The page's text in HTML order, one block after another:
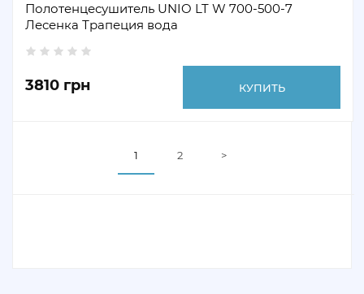
Полотенцесушитель UNIO LT W 700-500-7
Лесенка Трапеция вода
3810 грн КУПИТЬ
1 2 >